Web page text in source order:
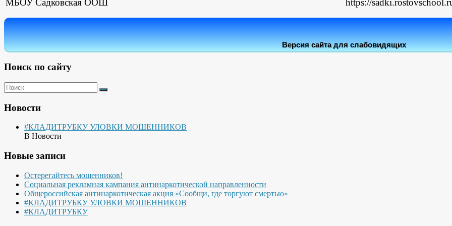
МБОУ Садковская ООШ
https://
Версия сайта для слабовидящих
Поиск по сайту
Новости
#КЛАДИТРУБКУ УЛОВКИ МОШЕННИКОВ
В Новости
Новые записи
Остерегайтесь мошенников!
Социальная рекламная кампания антинаркотической направленности
Общероссийская антинаркотическая акция «Сообщи, где торгуют смертью»
#КЛАДИТРУБКУ УЛОВКИ МОШЕННИКОВ
#КЛАДИТРУБКУ